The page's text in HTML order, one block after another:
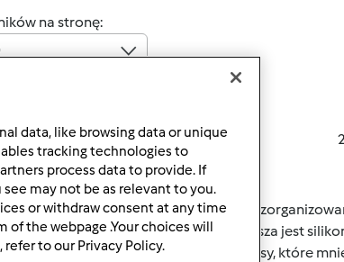
na stronę:
przygodę z TM, a jako osoba dobrze
z zapachów, że od kopustki lepsza jest
żeby od razu wrzucać tam przepisy, które
data, like browsing data or unique
tracking technologies to
process data to provide. If
may not be as relevant to you.
or withdraw consent at any time
of the webpage .Your choices will
to our Privacy Policy.